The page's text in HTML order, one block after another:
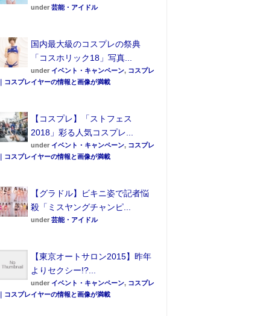
under 芸能・アイドル
国内最大級のコスプレの祭典
「コスホリック18」写真...
under イベント・キャンペーン, コスプレ
｜コスプレイヤーの情報と画像が満載
【コスプレ】「ストフェス
2018」彩る人気コスプレ...
under イベント・キャンペーン, コスプレ
｜コスプレイヤーの情報と画像が満載
【グラドル】ビキニ姿で記者悩
殺「ミスヤングチャンピ...
under 芸能・アイドル
【東京オートサロン2015】昨年
よりセクシー!?...
under イベント・キャンペーン, コスプレ
｜コスプレイヤーの情報と画像が満載